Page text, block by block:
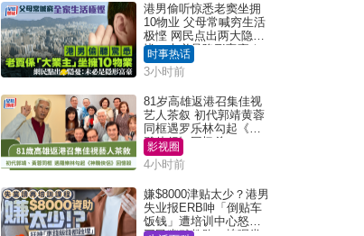
港男偷听惊悉老窦坐拥
10物业 父母常喊穷生活
极悭 网民点出两大隐
忧：未必是隐形富豪｜
Juicy叮
时事热话
3小时前
81岁高雄返港召集佳视
艺人茶叙 初代郭靖黄蓉
同框遇罗乐林勾起《神
雕侠侣》回忆杀
影视圈
4小时前
嫌$8000津贴太少？港男
失业报ERB呻「倒贴车
饭钱」遭培训中心怒轰